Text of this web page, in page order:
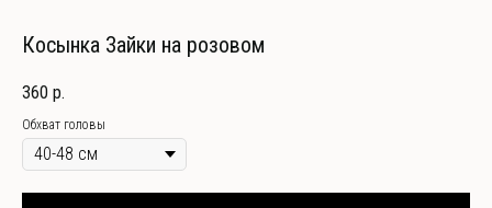
Косынка Зайки на розовом
360 р.
Обхват головы